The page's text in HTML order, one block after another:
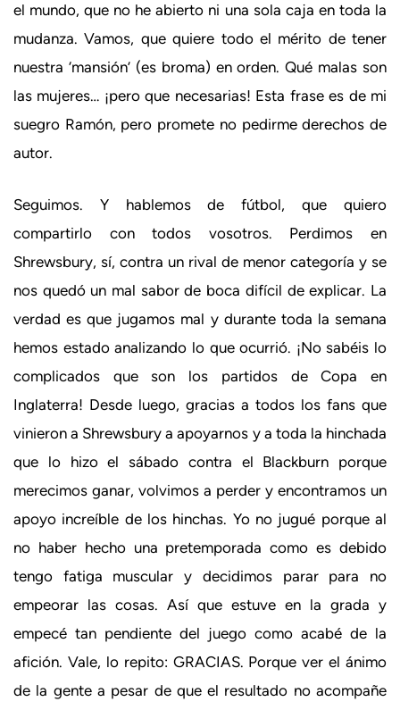
el mundo, que no he abierto ni una sola caja en toda la
mudanza. Vamos, que quiere todo el mérito de tener
nuestra ‘mansión’ (es broma) en orden. Qué malas son
las mujeres… ¡pero que necesarias! Esta frase es de mi
suegro Ramón, pero promete no pedirme derechos de
autor.
Seguimos. Y hablemos de fútbol, que quiero
compartirlo con todos vosotros. Perdimos en
Shrewsbury, sí, contra un rival de menor categoría y se
nos quedó un mal sabor de boca difícil de explicar. La
verdad es que jugamos mal y durante toda la semana
hemos estado analizando lo que ocurrió. ¡No sabéis lo
complicados que son los partidos de Copa en
Inglaterra! Desde luego, gracias a todos los fans que
vinieron a Shrewsbury a apoyarnos y a toda la hinchada
que lo hizo el sábado contra el Blackburn porque
merecimos ganar, volvimos a perder y encontramos un
apoyo increíble de los hinchas. Yo no jugué porque al
no haber hecho una pretemporada como es debido
tengo fatiga muscular y decidimos parar para no
empeorar las cosas. Así que estuve en la grada y
empecé tan pendiente del juego como acabé de la
afición. Vale, lo repito: GRACIAS. Porque ver el ánimo
de la gente a pesar de que el resultado no acompañe